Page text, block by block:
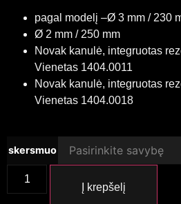
pagal modelį –Ø 3 mm / 230
Ø 2 mm / 250 mm
Novak kanulė, integruotas
Vienetas 1404.0011
Novak kanulė, integruotas
Vienetas 1404.0018
skersmuo
Į krepšelį